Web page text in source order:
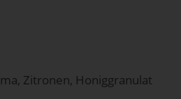
Zitronen, Honiggranulat